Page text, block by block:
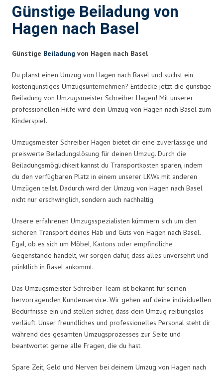
Günstige Beiladung von
Hagen nach Basel
Günstige Beiladung von Hagen nach Basel
Du planst einen Umzug von Hagen nach Basel und suchst ein
kostengünstiges Umzugsunternehmen? Entdecke jetzt die günstige
Beiladung von Umzugsmeister Schreiber Hagen! Mit unserer
professionellen Hilfe wird dein Umzug von Hagen nach Basel zum
Kinderspiel.
Umzugsmeister Schreiber Hagen bietet dir eine zuverlässige und
preiswerte Beiladungslösung für deinen Umzug. Durch die
Beiladungsmöglichkeit kannst du Transportkosten sparen, indem
du den verfügbaren Platz in einem unserer LKWs mit anderen
Umzügen teilst. Dadurch wird der Umzug von Hagen nach Basel
nicht nur erschwinglich, sondern auch nachhaltig.
Unsere erfahrenen Umzugsspezialisten kümmern sich um den
sicheren Transport deines Hab und Guts von Hagen nach Basel.
Egal, ob es sich um Möbel, Kartons oder empfindliche
Gegenstände handelt, wir sorgen dafür, dass alles unversehrt und
pünktlich in Basel ankommt.
Das Umzugsmeister Schreiber-Team ist bekannt für seinen
hervorragenden Kundenservice. Wir gehen auf deine individuellen
Bedürfnisse ein und stellen sicher, dass dein Umzug reibungslos
verläuft. Unser freundliches und professionelles Personal steht dir
während des gesamten Umzugsprozesses zur Seite und
beantwortet gerne alle Fragen, die du hast.
Spare Zeit, Geld und Nerven bei deinem Umzug von Hagen nach